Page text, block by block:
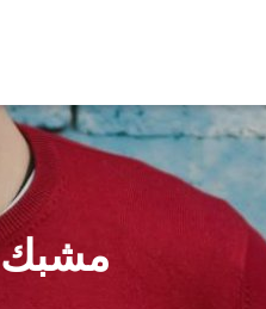
مشبك